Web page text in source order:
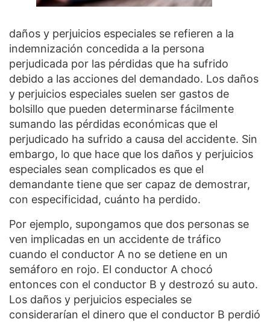
daños y perjuicios especiales se refieren a la
indemnización concedida a la persona
perjudicada por las pérdidas que ha sufrido
debido a las acciones del demandado. Los daños
y perjuicios especiales suelen ser gastos de
bolsillo que pueden determinarse fácilmente
sumando las pérdidas económicas que el
perjudicado ha sufrido a causa del accidente. Sin
embargo, lo que hace que los daños y perjuicios
especiales sean complicados es que el
demandante tiene que ser capaz de demostrar,
con especificidad, cuánto ha perdido.
Por ejemplo, supongamos que dos personas se
ven implicadas en un accidente de tráfico
cuando el conductor A no se detiene en un
semáforo en rojo. El conductor A chocó
entonces con el conductor B y destrozó su auto.
Los daños y perjuicios especiales se
considerarían el dinero que el conductor B perdió